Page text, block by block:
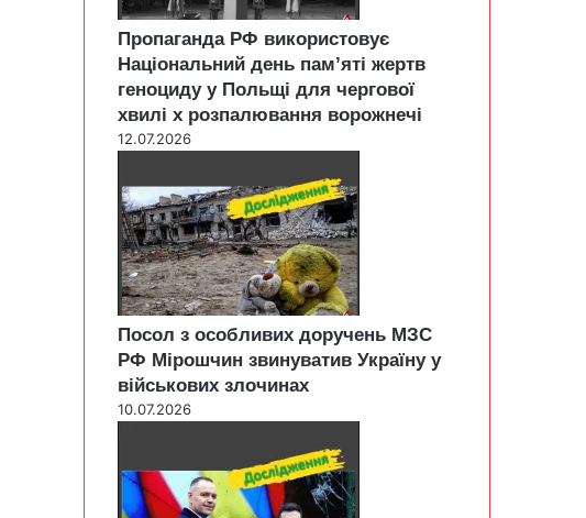
Пропаганда РФ використовує
Національний день пам’яті жертв
геноциду у Польщі для чергової
хвилі х розпалювання ворожнечі
12.07.2026
Посол з особливих доручень МЗС
РФ Мірошчин звинуватив Україну у
військових злочинах
10.07.2026